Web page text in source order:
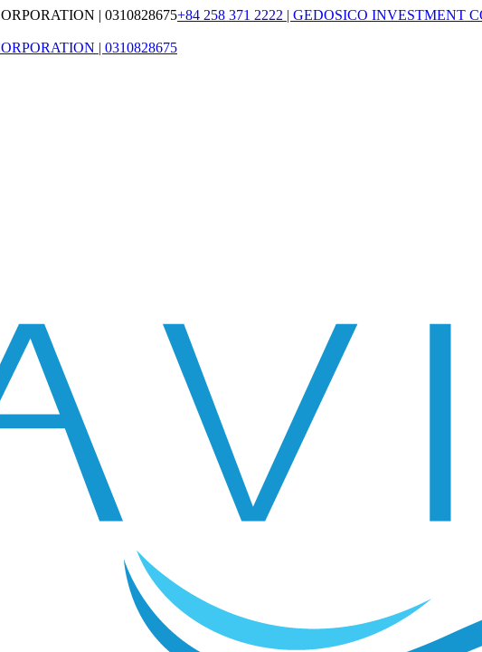
| 0310828675+84 258 371 2222 | GEDOSICO INVESTMENT
| 0310828675